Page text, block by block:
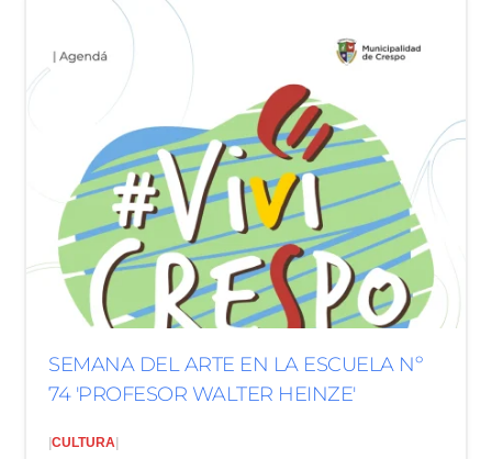
SEMANA DEL ARTE EN LA ESCUELA Nº
74 'PROFESOR WALTER HEINZE'
|CULTURA